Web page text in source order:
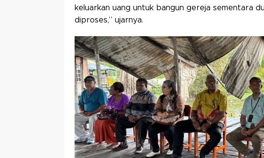
keluarkan uang untuk bangun gereja sementara
diproses,” ujarnya.